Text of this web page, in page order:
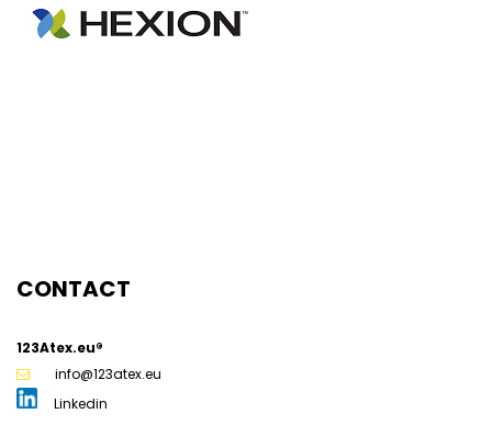
CONTACT
123Atex.eu®
info@123atex.eu
Linkedin